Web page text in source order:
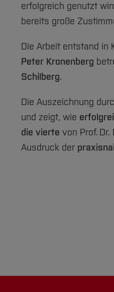
erfolgreich genutzt
bereits große
Die Arbeit entstand in
Peter Kronenberg
Schilberg.
Die Auszeichnung
und zeigt, wie
die vierte von Prof.
Ausdruck der